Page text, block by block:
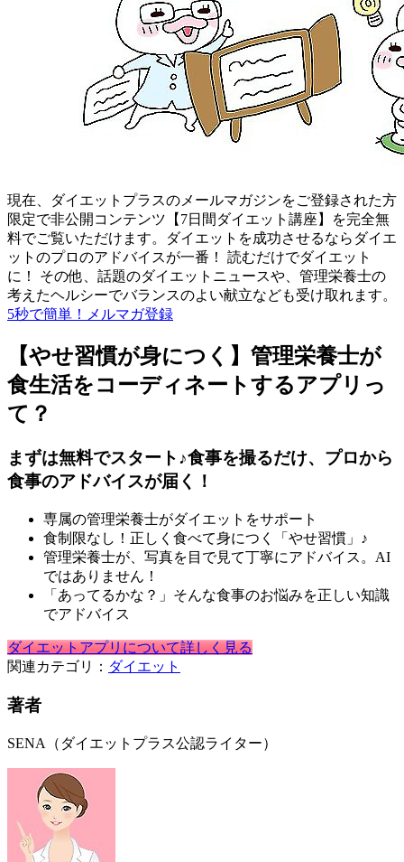
現在、ダイエットプラスのメールマガジンをご登録された方
限定で非公開コンテンツ【7日間ダイエット講座】を完全無
料でご覧いただけます。ダイエットを成功させるならダイエ
ットのプロのアドバイスが一番！ 読むだけでダイエット
に！ その他、話題のダイエットニュースや、管理栄養士の
考えたヘルシーでバランスのよい献立なども受け取れます。
5秒で簡単！メルマガ登録
【やせ習慣が身につく】管理栄養士が
食生活をコーディネートするアプリっ
て？
まずは無料でスタート♪食事を撮るだけ、プロから
食事のアドバイスが届く！
専属の管理栄養士がダイエットをサポート
食制限なし！正しく食べて身につく「やせ習慣」♪
管理栄養士が、写真を目で見て丁寧にアドバイス。AI
ではありません！
「あってるかな？」そんな食事のお悩みを正しい知識
でアドバイス
ダイエットアプリについて詳しく見る
関連カテゴリ： ダイエット
著者
SENA（ダイエットプラス公認ライター）